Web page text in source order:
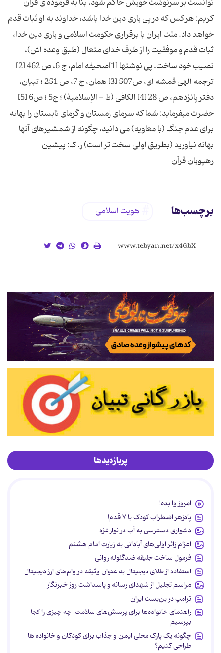
توانست بر سرنوشت خویش حاکم شود. بنا به فرموده ی قرآن
کریم: هر کس که در پی یاری دین خدا باشد، خداوند به او ثبات قدم
خواهد داد. ملت ایران با برقراری حکومت اسلامی و یاری دین خدا،
ثبات قدم و موفقیت را از طرف خدای متعال (طبق وعده اش)،
نصیب خود ساخت. پی نوشتها [1]صحیفه امام، ج 6، ص 462 [2]
ترجمه الهی قمشه ای، ص507 [3] همان، ج 7، ص 251 ؛ تبیان،
دفتر پانزدهم، ص 28 [4] الكافی (ط - الإسلامیة) ؛ ج‏5 ؛ ص6 [5]
حضرت میفرماید: شما که سرمای زمستان و گرمای تابستان را بهانه
برای عدم جنگ (با معاویه) می دانید، چگونه از شمشیرهای آنها
رهپویان قرآن
برچسب‌ها هویت اسلامی
پربازدیدها
امروز وا بده!
پادزهر اضطراب کودک با ۷ قدم!
دشواری دسترسی به آب در نوار غزه
اعزام زائر اولی‌های آبادانی به زیارت امام هشتم
فرمول ساخت جلیقه ضدگلوله روانی
استفاده از طلای دیجیتال به عنوان وثیقه در وام‌های ارز دیجیتال
مراسم تجلیل از شهدای رسانه و پاسداشت روز خبرنگار
ترامپ در بن‌بست ایران
راهنمای خانواده‌ها برای پرسش‌های سلامت؛ چه چیزی را کجا
بپرسیم
چگونه یک پارک محلی ایمن و جذاب برای کودکان و خانواده ها
طراحی کنیم؟